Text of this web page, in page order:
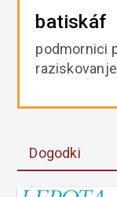
batiskáf
podmornici
Dogodki